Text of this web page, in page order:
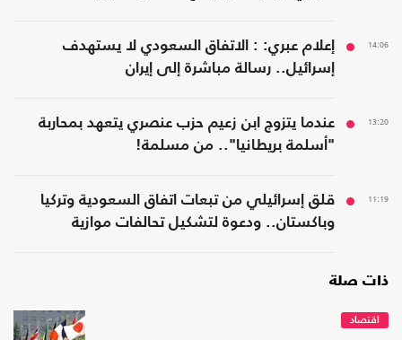
14:06
إعلام عبري: : الاتفاق السعودي لا يستهدف
إسرائيل.. رسالة مباشرة إلى إيران
13:20
عندما يتزوج ابن زعيم حزب عنصري يتعهد بمحاربة
"أسلمة بريطانيا".. من مسلمة!
11:19
قلق إسرائيلي من تبعات اتفاق السعودية وتركيا
وباكستان.. ودعوة لتشكيل تحالفات موازية
ذات صلة
اقتصاد